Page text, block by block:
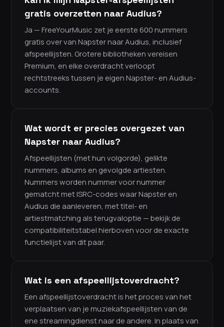
gratis overzetten naar Audius?
Ja — FreeYourMusic zet je eerste 600 nummers
gratis over van Napster naar Audius, inclusief
afspeellijsten. Grotere bibliotheken vereisen
Premium, en elke overdracht verloopt
rechtstreeks tussen je eigen Napster- en Audius-
accounts.
Wat wordt er precies overgezet van
Napster naar Audius?
Afspeellijsten (met hun volgorde), gelikte
nummers, albums en gevolgde artiesten.
Nummers worden nummer voor nummer
gematcht met ISRC-codes waar Napster en
Audius die aanleveren, met titel- en
artiestmatching als terugvaloptie — bekijk de
compatibiliteitstabel hierboven voor de exacte
functielijst van dit paar.
Wat is een afspeellijstoverdracht?
Een afspeellijstoverdracht is het proces van het
verplaatsen van je muziekafspeellijsten van de
ene streamingdienst naar de andere. In plaats van